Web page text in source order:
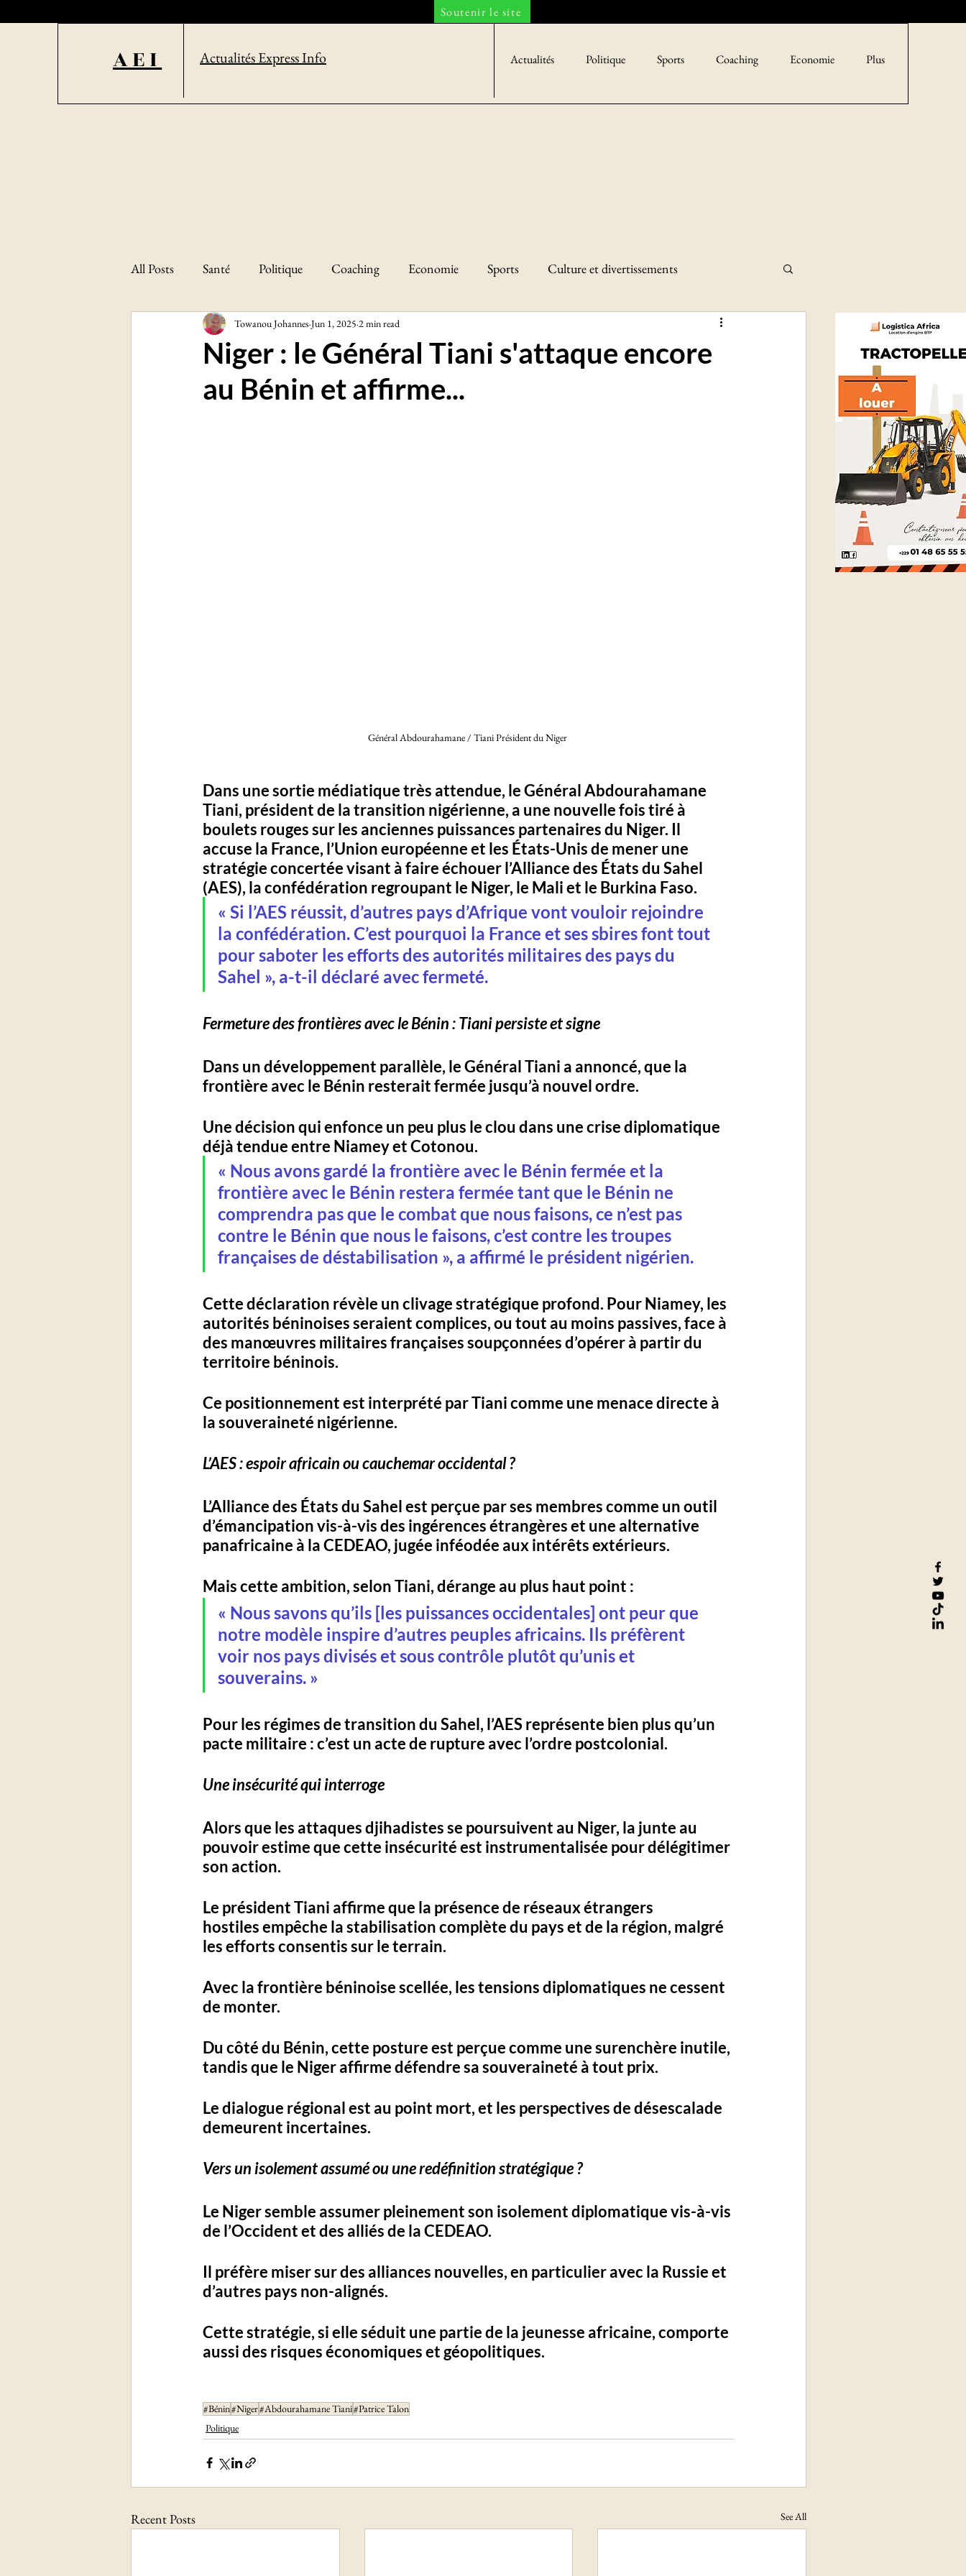
Soutenir le site
AEI Actualités Express Info Actualités Politique Sports Coaching Economie Plus
All Posts Santé Politique Coaching Economie Sports Culture et divertissements
Sciences et technologies Société
Niger : le Général Tiani s'attaque encore
au Bénin et affirme...
Towanou Johannes Jun 1, 2025 2 min read
Général Abdourahamane / Tiani Président du Niger
Dans une sortie médiatique très attendue, le Général Abdourahamane
Tiani, président de la transition nigérienne, a une nouvelle fois tiré à
boulets rouges sur les anciennes puissances partenaires du Niger. Il
accuse la France, l’Union européenne et les États-Unis de mener une
stratégie concertée visant à faire échouer l’Alliance des États du Sahel
(AES), la confédération regroupant le Niger, le Mali et le Burkina Faso.
« Si l’AES réussit, d’autres pays d’Afrique vont vouloir rejoindre
la confédération. C’est pourquoi la France et ses sbires font tout
pour saboter les efforts des autorités militaires des pays du
Sahel », a-t-il déclaré avec fermeté.
Fermeture des frontières avec le Bénin : Tiani persiste et signe
Dans un développement parallèle, le Général Tiani a annoncé, que la
frontière avec le Bénin resterait fermée jusqu’à nouvel ordre.
Une décision qui enfonce un peu plus le clou dans une crise diplomatique
déjà tendue entre Niamey et Cotonou.
« Nous avons gardé la frontière avec le Bénin fermée et la
frontière avec le Bénin restera fermée tant que le Bénin ne
comprendra pas que le combat que nous faisons, ce n’est pas
contre le Bénin que nous le faisons, c’est contre les troupes
françaises de déstabilisation », a affirmé le président nigérien.
Cette déclaration révèle un clivage stratégique profond. Pour Niamey, les
autorités béninoises seraient complices, ou tout au moins passives, face à
des manœuvres militaires françaises soupçonnées d’opérer à partir du
territoire béninois.
Ce positionnement est interprété par Tiani comme une menace directe à
la souveraineté nigérienne.
L’AES : espoir africain ou cauchemar occidental ?
L’Alliance des États du Sahel est perçue par ses membres comme un outil
d’émancipation vis-à-vis des ingérences étrangères et une alternative
panafricaine à la CEDEAO, jugée inféodée aux intérêts extérieurs.
Mais cette ambition, selon Tiani, dérange au plus haut point :
« Nous savons qu’ils [les puissances occidentales] ont peur que
notre modèle inspire d’autres peuples africains. Ils préfèrent
voir nos pays divisés et sous contrôle plutôt qu’unis et
souverains. »
Pour les régimes de transition du Sahel, l’AES représente bien plus qu’un
pacte militaire : c’est un acte de rupture avec l’ordre postcolonial.
Une insécurité qui interroge
Alors que les attaques djihadistes se poursuivent au Niger, la junte au
pouvoir estime que cette insécurité est instrumentalisée pour délégitimer
son action.
Le président Tiani affirme que la présence de réseaux étrangers
hostiles empêche la stabilisation complète du pays et de la région, malgré
les efforts consentis sur le terrain.
Avec la frontière béninoise scellée, les tensions diplomatiques ne cessent
de monter.
Du côté du Bénin, cette posture est perçue comme une surenchère inutile,
tandis que le Niger affirme défendre sa souveraineté à tout prix.
Le dialogue régional est au point mort, et les perspectives de désescalade
demeurent incertaines.
Vers un isolement assumé ou une redéfinition stratégique ?
Le Niger semble assumer pleinement son isolement diplomatique vis-à-vis
de l’Occident et des alliés de la CEDEAO.
Il préfère miser sur des alliances nouvelles, en particulier avec la Russie et
d’autres pays non-alignés.
Cette stratégie, si elle séduit une partie de la jeunesse africaine, comporte
aussi des risques économiques et géopolitiques.
#Bénin#Niger#Abdourahamane Tiani#Patrice Talon
Politique
Recent Posts See All